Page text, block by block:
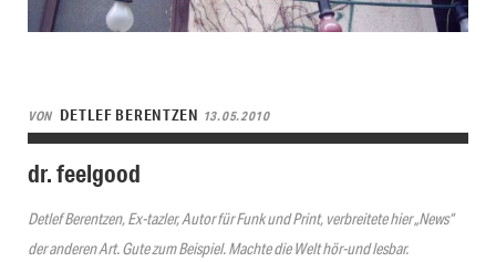
VON DETLEF BERENTZEN 13.05.2010
dr. feelgood
Detlef Berentzen, Ex-tazler, Autor für Funk und Print, verbreitete hier „News“
der anderen Art. Gute zum Beispiel. Machte die Welt hör-und lesbar.